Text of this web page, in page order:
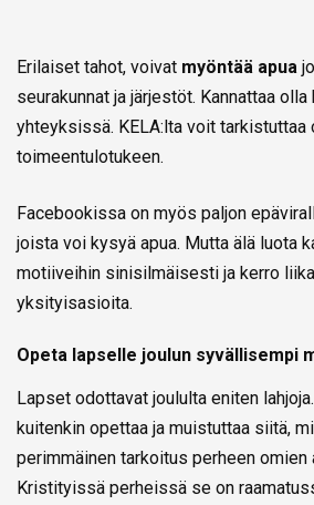
Erilaiset tahot, voivat myöntää apua
seurakunnat ja järjestöt. Kannattaa
yhteyksissä. KELA:lta voit tarkistuttaa
toimeentulotukeen.
Facebookissa on myös paljon
joista voi kysyä apua. Mutta älä luota
motiiveihin sinisilmäisesti ja kerro
yksityisasioita.
Opeta lapselle joulun syvällisempi
Lapset odottavat joululta eniten
kuitenkin opettaa ja muistuttaa siitä,
perimmäinen tarkoitus perheen omien
Kristityissä perheissä se on